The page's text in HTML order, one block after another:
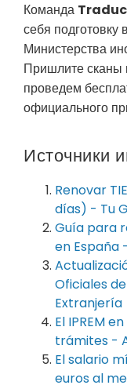
Команда
себя подготовку
Министерства
Пришлите сканы
проведем
официального
Источники
Renovar
días) - Tu
Guía para
en España
Oficiales
Extranjería
El IPREM
trámites -
El salario
euros al